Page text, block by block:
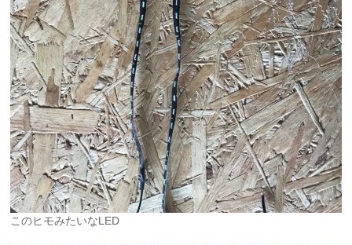
このヒモみたいなLED